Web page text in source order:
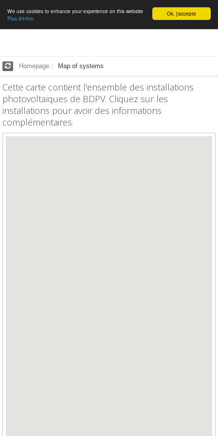
English Ok, j'accepte
We use cookies to enhance your experience on this website
Plus d'infos.
Homepage Map of systems
Cette carte contient l'ensemble des installations
photovoltaïques de BDPV. Cliquez sur les
installations pour avoir des informations
complémentaires.